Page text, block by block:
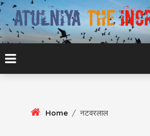
Skip
Content
ATUL BANSAL AGRA
Home / नटवरलाल